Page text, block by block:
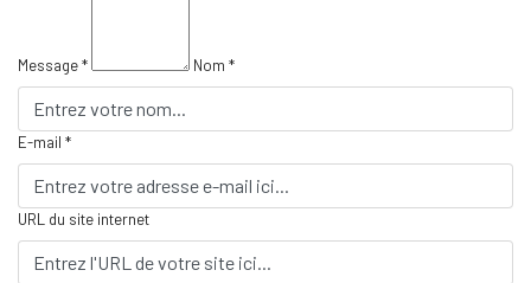
Message * Nom *
E-mail *
URL du site internet